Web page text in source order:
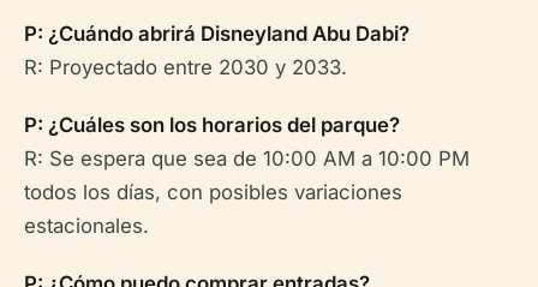
P: ¿Cuándo abrirá Disneyland Abu Dabi?
R: Proyectado entre 2030 y 2033.
P: ¿Cuáles son los horarios del parque?
R: Se espera que sea de 10:00 AM a 10:00 PM
todos los días, con posibles variaciones
estacionales.